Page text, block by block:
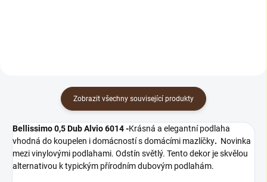
Zobrazit všechny související produkty
Bellissimo 0,5 Dub Alvio 6014 -Krásná a elegantní podlaha
vhodná do koupelen i domácností s domácími mazlíčky. Novinka
mezi vinylovými podlahami. Odstín světlý. Tento dekor je skvělou
alternativou k typickým přírodním dubovým podlahám.